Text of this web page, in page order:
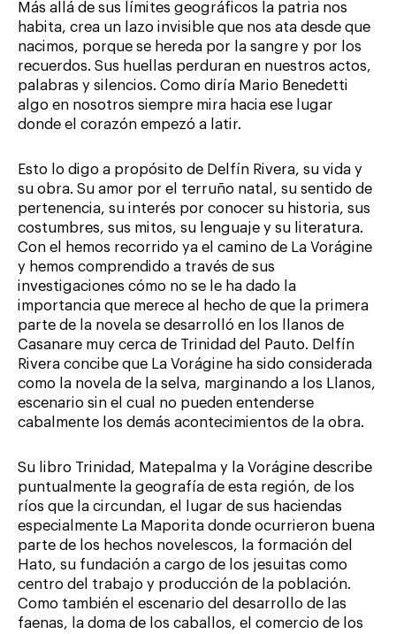
Más allá de sus límites geográficos la patria nos
habita, crea un lazo invisible que nos ata desde que
nacimos, porque se hereda por la sangre y por los
recuerdos. Sus huellas perduran en nuestros actos,
palabras y silencios. Como diría Mario Benedetti
algo en nosotros siempre mira hacia ese lugar
donde el corazón empezó a latir.
Esto lo digo a propósito de Delfín Rivera, su vida y
su obra. Su amor por el terruño natal, su sentido de
pertenencia, su interés por conocer su historia, sus
costumbres, sus mitos, su lenguaje y su literatura.
Con el hemos recorrido ya el camino de La Vorágine
y hemos comprendido a través de sus
investigaciones cómo no se le ha dado la
importancia que merece al hecho de que la primera
parte de la novela se desarrolló en los llanos de
Casanare muy cerca de Trinidad del Pauto. Delfín
Rivera concibe que La Vorágine ha sido considerada
como la novela de la selva, marginando a los Llanos,
escenario sin el cual no pueden entenderse
cabalmente los demás acontecimientos de la obra.
Su libro Trinidad, Matepalma y la Vorágine describe
puntualmente la geografía de esta región, de los
ríos que la circundan, el lugar de sus haciendas
especialmente La Maporita donde ocurrieron buena
parte de los hechos novelescos, la formación del
Hato, su fundación a cargo de los jesuitas como
centro del trabajo y producción de la población.
Como también el escenario del desarrollo de las
faenas, la doma de los caballos, el comercio de los